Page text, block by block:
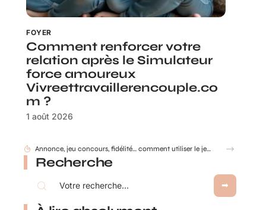
FOYER
Comment renforcer votre
relation après le Simulateur
force amoureux
Vivreettravaillerencouple.co
m ?
1 août 2026
Recherche